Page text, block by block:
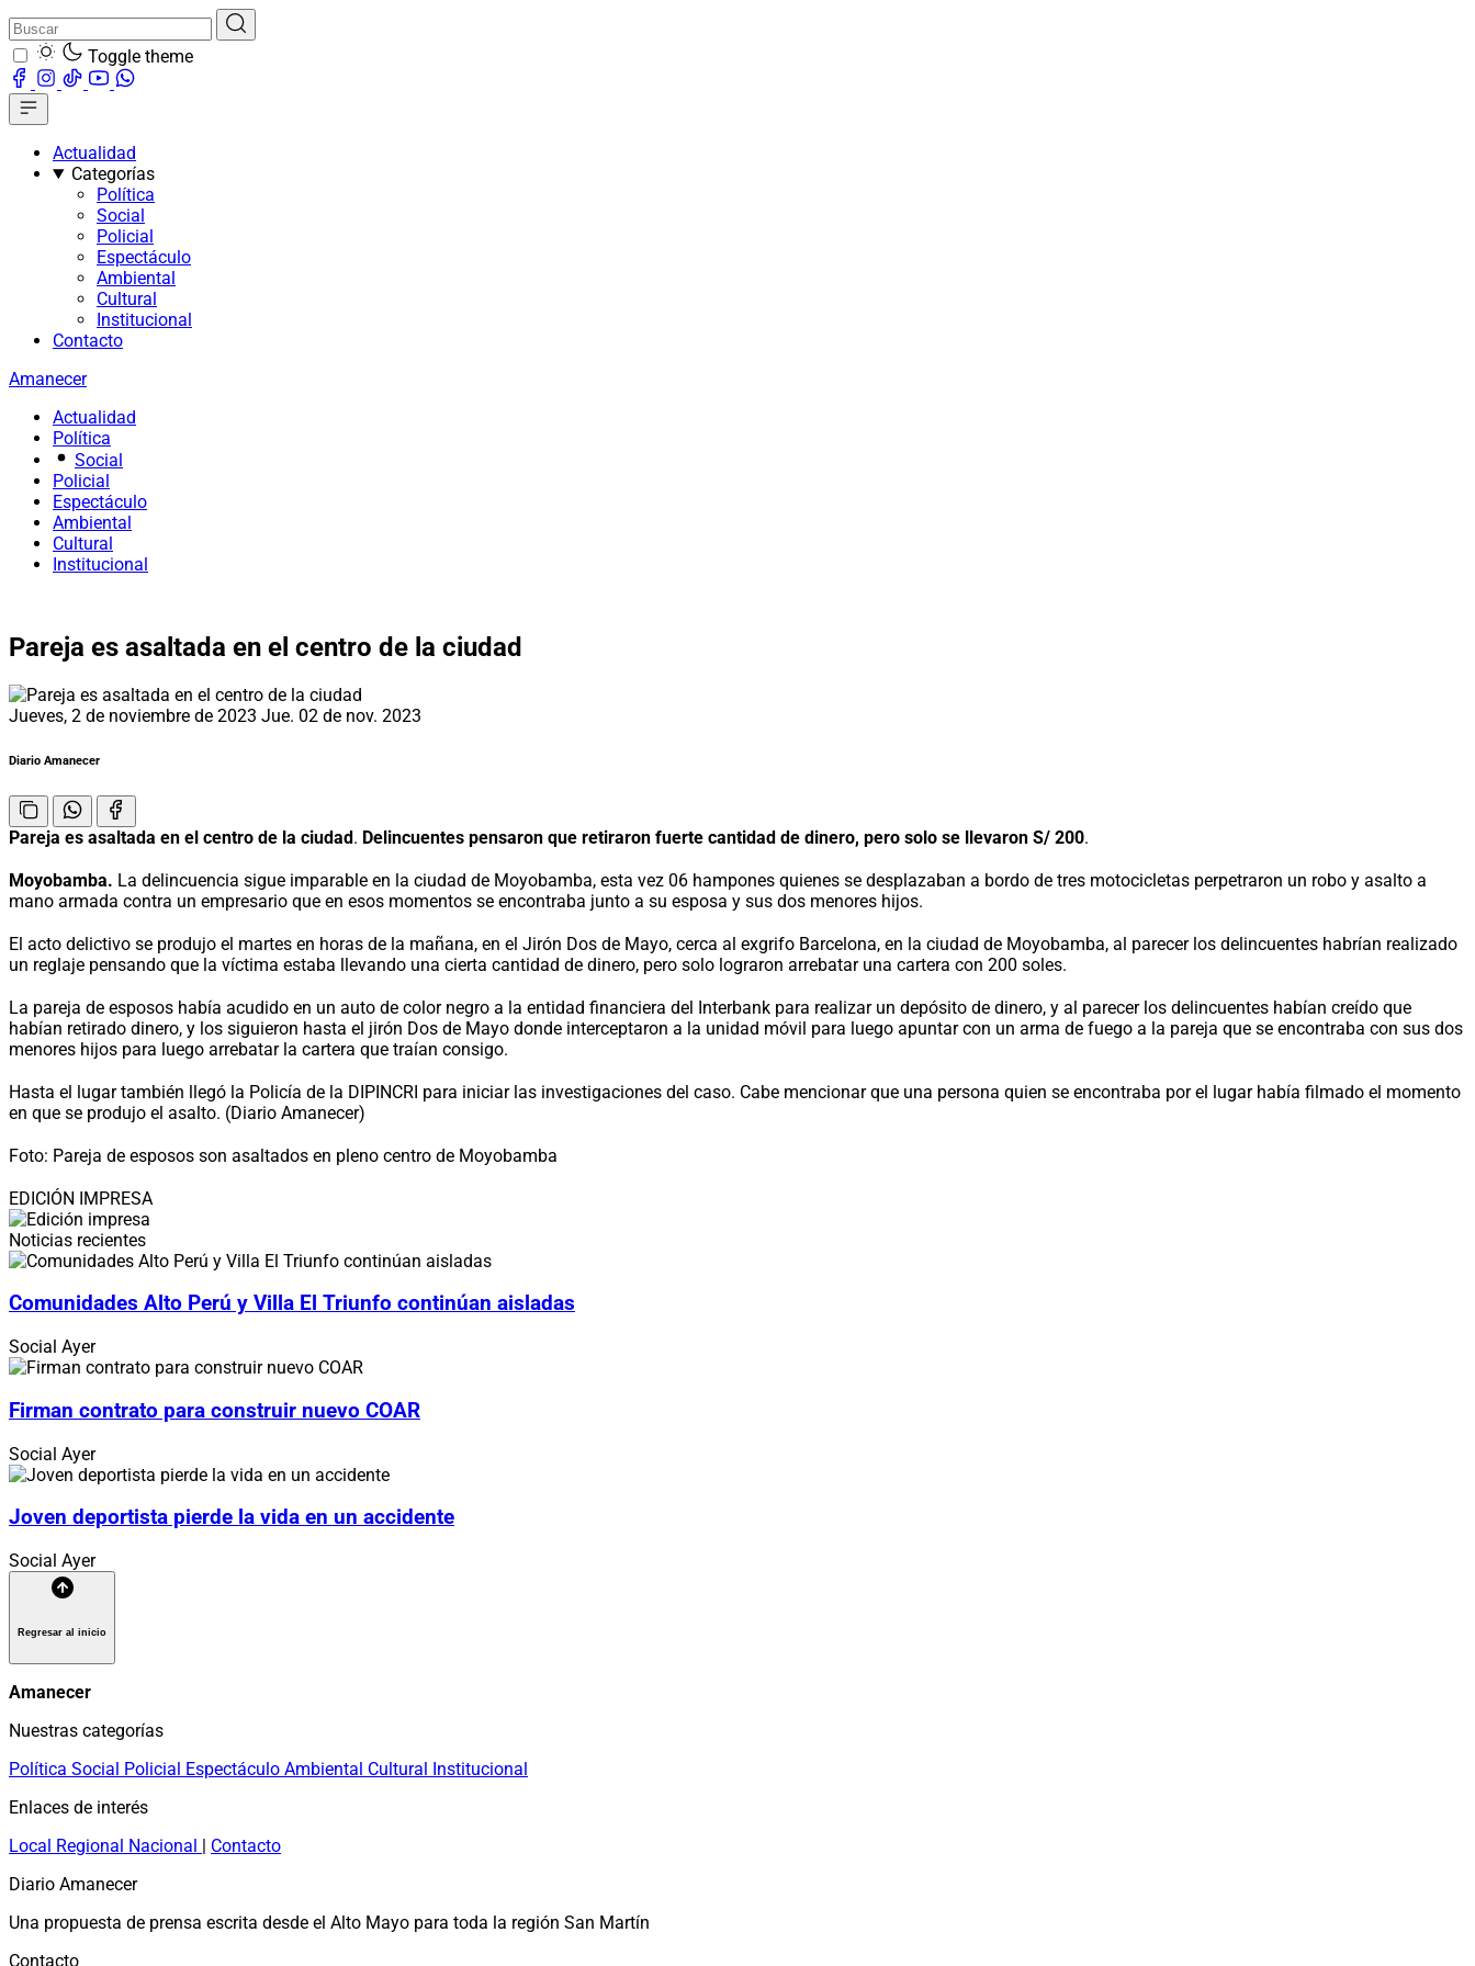
Toggle theme
Actualidad
Categorías
Política
Social
Policial
Espectáculo
Ambiental
Cultural
Institucional
Contacto
Amanecer
Actualidad
Política
Social
Policial
Espectáculo
Ambiental
Cultural
Institucional
Pareja es asaltada en el centro de la ciudad
Jueves, 2 de noviembre de 2023 Jue. 02 de nov. 2023
Diario Amanecer
Pareja es asaltada en el centro de la ciudad. Delincuentes pensaron que retiraron fuerte cantidad de dinero, pero solo se llevaron S/ 200.
Moyobamba. La delincuencia sigue imparable en la ciudad de Moyobamba, esta vez 06 hampones quienes se desplazaban a bordo de tres motocicletas perpetraron un robo y asalto a
mano armada contra un empresario que en esos momentos se encontraba junto a su esposa y sus dos menores hijos.
El acto delictivo se produjo el martes en horas de la mañana, en el Jirón Dos de Mayo, cerca al exgrifo Barcelona, en la ciudad de Moyobamba, al parecer los delincuentes habrían realizado
un reglaje pensando que la víctima estaba llevando una cierta cantidad de dinero, pero solo lograron arrebatar una cartera con 200 soles.
La pareja de esposos había acudido en un auto de color negro a la entidad financiera del Interbank para realizar un depósito de dinero, y al parecer los delincuentes habían creído que
habían retirado dinero, y los siguieron hasta el jirón Dos de Mayo donde interceptaron a la unidad móvil para luego apuntar con un arma de fuego a la pareja que se encontraba con sus dos
menores hijos para luego arrebatar la cartera que traían consigo.
Hasta el lugar también llegó la Policía de la DIPINCRI para iniciar las investigaciones del caso. Cabe mencionar que una persona quien se encontraba por el lugar había filmado el momento
en que se produjo el asalto. (Diario Amanecer)
Foto: Pareja de esposos son asaltados en pleno centro de Moyobamba
EDICIÓN IMPRESA
Noticias recientes
Comunidades Alto Perú y Villa El Triunfo continúan aisladas
Social Ayer
Firman contrato para construir nuevo COAR
Social Ayer
Joven deportista pierde la vida en un accidente
Social Ayer
Regresar al inicio
Amanecer
Nuestras categorías
Política Social Policial Espectáculo Ambiental Cultural Institucional
Enlaces de interés
Local Regional Nacional | Contacto
Diario Amanecer
Una propuesta de prensa escrita desde el Alto Mayo para toda la región San Martín
Contacto